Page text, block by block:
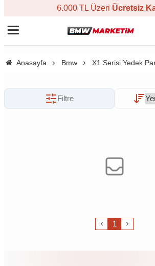
6.000 TL Üzeri Ücretsiz
Anasayfa Bmw X1 Serisi Yedek
Filtre
1